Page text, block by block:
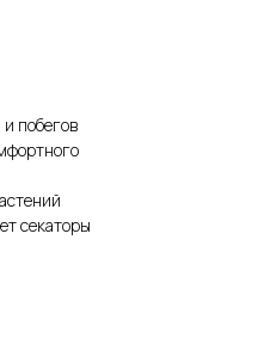
побегов
секаторы